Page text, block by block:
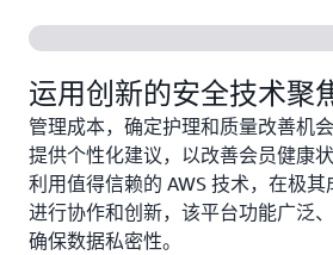
运用创新的安全技术聚
管理成本，确定护理和质量改善机
提供个性化建议，以改善会员健康
利用值得信赖的 AWS 技术，在极
进行协作和创新，该平台功能广泛
确保数据私密性。